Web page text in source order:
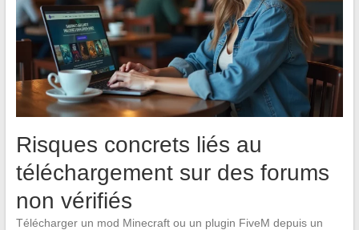
Risques concrets liés au
téléchargement sur des forums
non vérifiés
Télécharger un mod Minecraft ou un plugin FiveM depuis un